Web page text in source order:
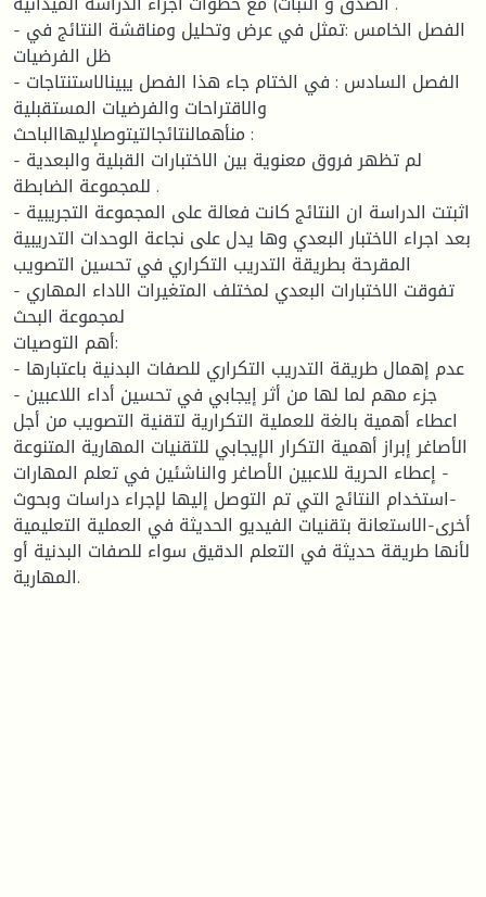
- الفصل الخامس :تمثل في عرض وتحليل ومناقشة النتائج في
ظل الفرضيات
- الفصل السادس : في الختام جاء هذا الفصل يبينالاستنتاجات
والاقتراحات والفرضيات المستقبلية
منأهمالنتائجالتيتوصلإليهاالباحث :
- لم تظهر فروق معنوية بين الاختبارات القبلية والبعدية
للمجموعة الضابطة .
- اثبتت الدراسة ان النتائج كانت فعالة على المجموعة التجريبية
بعد اجراء الاختبار البعدي وها يدل على نجاعة الوحدات التدريبية
المقرحة بطريقة التدريب التكراري في تحسين التصويب
- تفوقت الاختبارات البعدي لمختلف المتغيرات الاداء المهاري
لمجموعة البحث
أهم التوصيات:
- عدم إهمال طريقة التدريب التكراري للصفات البدنية باعتبارها
جزء مهم لما لها من أثر إيجابي في تحسين أداء اللاعبين -
اعطاء أهمية بالغة للعملية التكرارية لتقنية التصويب من أجل
الأصاغر إبراز أهمية التكرار الإيجابي للتقنيات المهارية المتنوعة
- إعطاء الحرية للاعبين الأصاغر والناشئين في تعلم المهارات
-استخدام النتائج التي تم التوصل إليها لإجراء دراسات وبحوث
أخرى-الاستعانة بتقنيات الفيديو الحديثة في العملية التعليمية
لأنها طريقة حديثة في التعلم الدقيق سواء للصفات البدنية أو
المهارية.